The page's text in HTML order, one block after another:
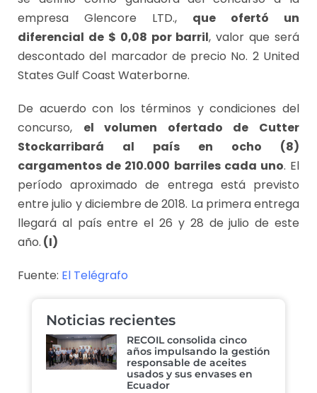
empresa Glencore LTD., que ofertó un
diferencial de $ 0,08 por barril, valor que será
descontado del marcador de precio No. 2 United
States Gulf Coast Waterborne.
De acuerdo con los términos y condiciones del
concurso, el volumen ofertado de Cutter
Stockarribará al país en ocho (8)
cargamentos de 210.000 barriles cada uno. El
período aproximado de entrega está previsto
entre julio y diciembre de 2018. La primera entrega
llegará al país entre el 26 y 28 de julio de este
año. (I)
Fuente: El Telégrafo
Noticias recientes
RECOIL consolida cinco
años impulsando la gestión
responsable de aceites
usados y sus envases en
Ecuador